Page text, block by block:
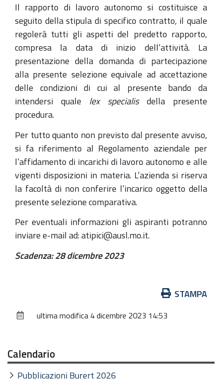
Il rapporto di lavoro autonomo si costituisce a
seguito della stipula di specifico contratto, il quale
regolerà tutti gli aspetti del predetto rapporto,
compresa la data di inizio dell’attività. La
presentazione della domanda di partecipazione
alla presente selezione equivale ad accettazione
delle condizioni di cui al presente bando da
intendersi quale lex specialis della presente
procedura.
Per tutto quanto non previsto dal presente avviso,
si fa riferimento al Regolamento aziendale per
l’affidamento di incarichi di lavoro autonomo e alle
vigenti disposizioni in materia. L’azienda si riserva
la facoltà di non conferire l’incarico oggetto della
presente selezione comparativa.
Per eventuali informazioni gli aspiranti potranno
inviare e-mail ad: atipici@ausl.mo.it.
Scadenza: 28 dicembre 2023
documento
STAMPA
ultima modifica 4 dicembre 2023 14:53
Calendario
Pubblicazioni Burert 2026